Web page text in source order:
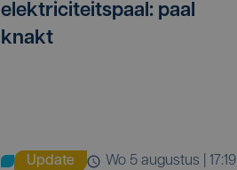
elektriciteitspaal: paal
knakt
Update wo 5 augustus | 17:19